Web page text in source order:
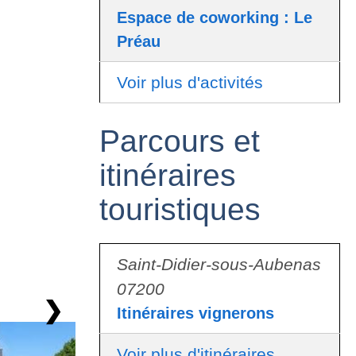
❯
Espace de coworking : Le
Préau
Voir plus d'activités
Parcours et
itinéraires
touristiques
Saint-Didier-sous-Aubenas
07200
Itinéraires vignerons